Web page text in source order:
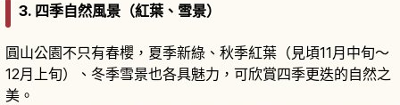
3. 四季自然風景（紅葉、雪景）
圓山公園不只有春櫻，夏季新綠、秋季紅葉（見頃11月中旬～
12月上旬）、冬季雪景也各具魅力，可欣賞四季更迭的自然之
美。